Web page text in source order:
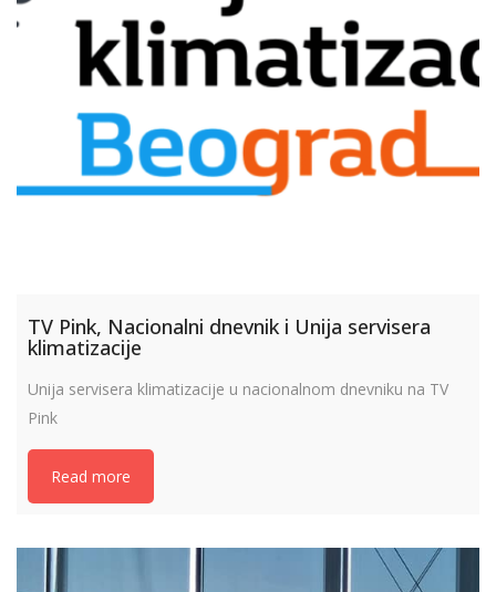
TV Pink, Nacionalni dnevnik i Unija servisera
klimatizacije
Unija servisera klimatizacije u nacionalnom dnevniku na TV
Pink
Read more